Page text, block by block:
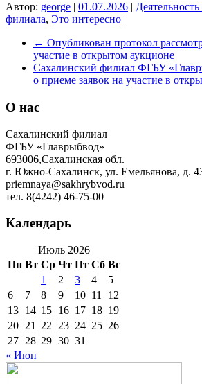
Автор: george | 01.07.2026 |
филиала, Это интересно |
← Опубликован протокол
участие в открытом аукционе
Сахалинский филиал ФГБУ
о приеме заявок на участие в
О нас
Сахалинский филиал
ФГБУ «Главрыбвод»
693006,Сахалинская обл.
г. Южно-Сахалинск, ул. Емельянова, д.
priemnaya@sakhrybvod.ru
тел. 8(4242) 46-75-00
Календарь
Июль 2026
Пн Вт Ср Чт Пт Сб Вс
1
2 3 4
5
6
7 8 9 10 11
12
13 14 15 16 17 18 19
20 21 22 23 24 25 26
27 28 29 30 31
« Июн